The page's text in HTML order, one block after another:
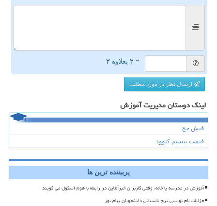
= ۲ بعلاوه ۳
ارسال نظر در مورد مطلب
لینک دوستان مدیریت آموزش
فیش حج
قیمت بیسیم کنوود
پربیننده ترین ها
آموزش در مدرسه یا خانه، وقتی کاربران خبرآنلاین در رابطه با هوم اسکول می گویند
جزئیات نام نویسی ترم تابستانی دانشجویان پیام نور